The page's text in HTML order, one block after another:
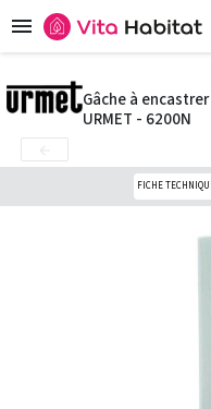

Gâche à
URMET - 6200N
FICHE